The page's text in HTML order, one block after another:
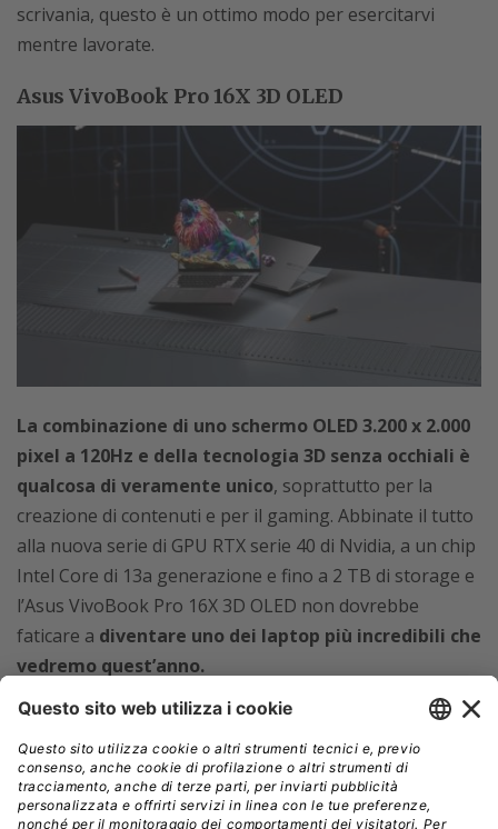
scrivania, questo è un ottimo modo per esercitarvi
mentre lavorate.
Asus VivoBook Pro 16X 3D OLED
La combinazione di uno schermo OLED 3.200 x 2.000
pixel a 120Hz e della tecnologia 3D senza occhiali è
qualcosa di veramente unico, soprattutto per la
creazione di contenuti e per il gaming. Abbinate il tutto
alla nuova serie di GPU RTX serie 40 di Nvidia, a un chip
Intel Core di 13a generazione e fino a 2 TB di storage e
l’Asus VivoBook Pro 16X 3D OLED non dovrebbe
faticare a diventare uno dei laptop più incredibili che
vedremo quest’anno.
Intel Core i9-13980HX